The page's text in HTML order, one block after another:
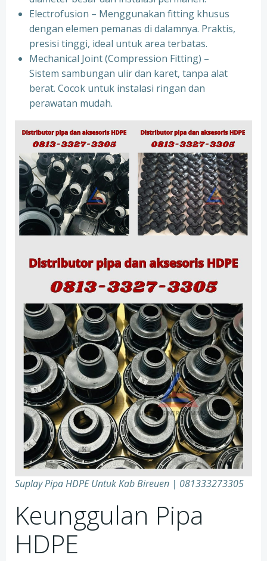
Electrofusion – Menggunakan fitting khusus
dengan elemen pemanas di dalamnya. Praktis,
presisi tinggi, ideal untuk area terbatas.
Mechanical Joint (Compression Fitting) –
Sistem sambungan ulir dan karet, tanpa alat
berat. Cocok untuk instalasi ringan dan
perawatan mudah.
Suplay Pipa HDPE Untuk Kab Bireuen | 081333273305
Keunggulan Pipa
HDPE